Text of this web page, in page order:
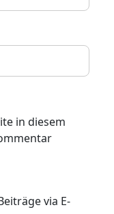
in diesem
via E-